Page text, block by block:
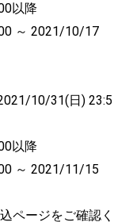
以降
～ 2021/10/17
10/31(日) 23:5
以降
～ 2021/11/15
ページをご確認く